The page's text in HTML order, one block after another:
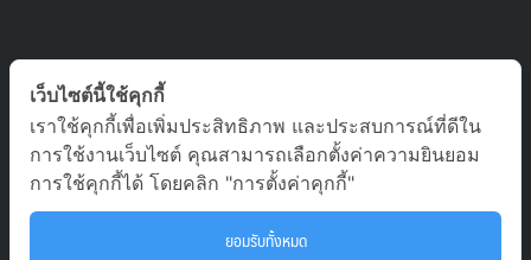
ติดต่อเรา
บริษัท ออล อเบ้าท์ เจอร์นีย์ จำกัด เลขที่ 5/1800 หมู่บ้านประชาชื่น
ซอย สามัคคี 63 ตำบล บางตลาด อำเภอ ปากเกร็ด นนทบุรี 11120
02-980-0203, 081-929-9293
เว็บไซต์นี้ใช้คุกกี้
เราใช้คุกกี้เพื่อเพิ่มประสิทธิภาพ และประสบการณ์ที่ดีใน
การใช้งานเว็บไซต์ คุณสามารถเลือกตั้งค่าความยินยอม
การใช้คุกกี้ได้ โดยคลิก "การตั้งค่าคุกกี้"
ยอมรับทั้งหมด